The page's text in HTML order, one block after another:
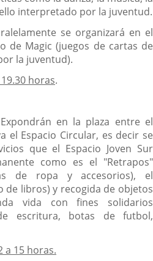
interpretado por la juventud.
se organizará en el
de Magic (juegos de cartas de
la juventud).
horas.
Expondrán en la plaza entre el
el Espacio Circular, es decir se
que el Espacio Joven Sur
como es el "Retrapos"
de ropa y accesorios), el
de libros) y recogida de objetos
vida con fines solidarios
escritura, botas de futbol,
a 15 horas.